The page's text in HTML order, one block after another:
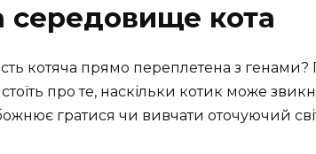
середовище кота
котяча прямо переплетена з генами?
про те, наскільки котик може
гратися чи вивчати оточуючий